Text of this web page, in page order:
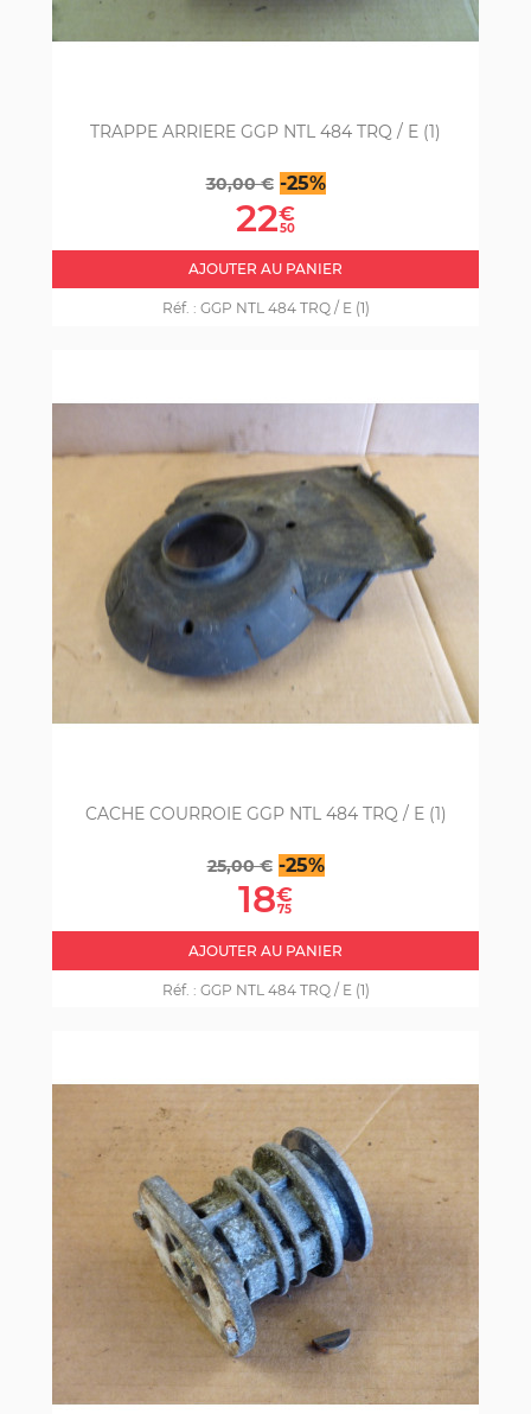
TRAPPE ARRIERE GGP NTL 484 TRQ / E (1)
Prix
base
30,00 € -25%Prix
22€
50
AJOUTER AU PANIER
Réf. : GGP NTL 484 TRQ / E (1)
CACHE COURROIE GGP NTL 484 TRQ / E (1)
Prix
base
25,00 € -25%Prix
18€
75
AJOUTER AU PANIER
Réf. : GGP NTL 484 TRQ / E (1)